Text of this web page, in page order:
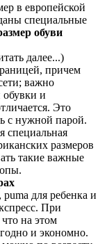
в европейской
специальные
обуви
далее...)
причем
важно
обувки и
Это
с нужной парой.
специальная
размеров
такие важные
для ребенка и
При
на этом
и экономно.